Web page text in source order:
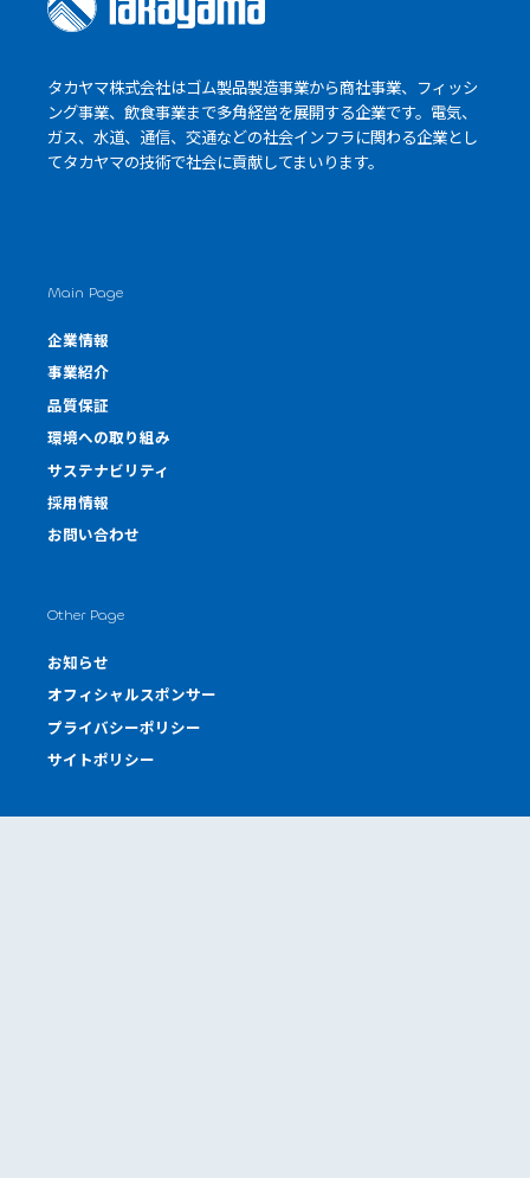
タカヤマ株式会社はゴム製品製造事業から商社事業、フィッシ
ング事業、飲食事業まで多角経営を展開する企業です。電気、
ガス、水道、通信、交通などの社会インフラに関わる企業とし
てタカヤマの技術で社会に貢献してまいります。
Main Page
企業情報
事業紹介
品質保証
環境への取り組み
サステナビリティ
採用情報
お問い合わせ
Other Page
お知らせ
オフィシャルスポンサー
プライバシーポリシー
サイトポリシー